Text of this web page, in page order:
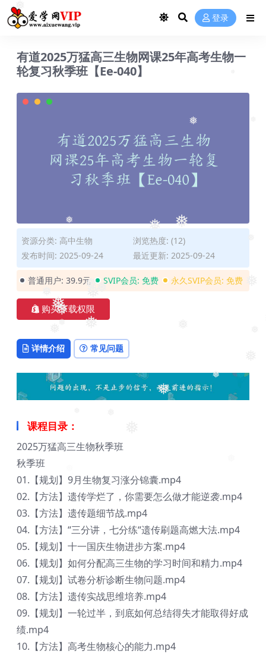
❅
❅
❅
❅
❅
❅
❅
❅
❅
❅
❅ ❅
❅
❅ ❅
❅
❅ 登录
有道2025万猛高三生物网课25年高考生物一
轮复习秋季班【Ee-040】
资源分类: 高中生物
浏览热度: (12)
发布时间: 2025-09-24
最近更新: 2025-09-24
普通用户: 39.9元 SVIP会员: 免费 永久SVIP会员: 免费
购买下载权限
详情介绍 常见问题
课程目录：
2025万猛高三生物秋季班
秋季班
01.【规划】9月生物复习涨分锦囊.mp4
02.【方法】遗传学烂了，你需要怎么做才能逆袭.mp4
03.【方法】遗传题细节战.mp4
04.【方法】“三分讲，七分练“遗传刷题高燃大法.mp4
05.【规划】十一国庆生物进步方案.mp4
06.【规划】如何分配高三生物的学习时间和精力.mp4
07.【规划】试卷分析诊断生物问题.mp4
08.【方法】遗传实战思维培养.mp4
09.【规划】一轮过半，到底如何总结得失才能取得好成
绩.mp4
10.【方法】高考生物核心的能力.mp4